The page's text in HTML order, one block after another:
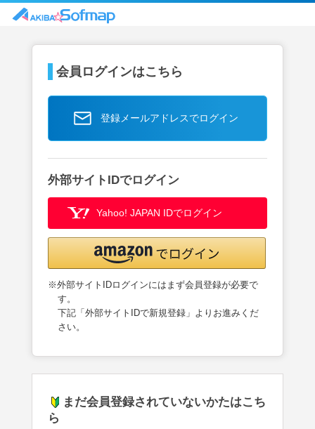
会員ログインはこちら
登録メールアドレスでログイン
外部サイトIDでログイン
Yahoo! JAPAN IDでログイン
※外部サイトIDログインにはまず会員登録が必要で
す。
下記「外部サイトIDで新規登録」よりお進みくだ
さい。
まだ会員登録されていないかたはこち
ら